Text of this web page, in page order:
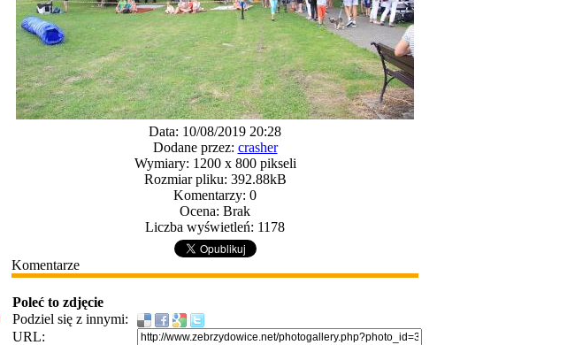
Data: 10/08/2019 20:28
Dodane przez: crasher
Wymiary: 1200 x 800 pikseli
Rozmiar pliku: 392.88kB
Komentarzy: 0
Ocena: Brak
Liczba wyświetleń: 1178
Komentarze
Poleć to zdjęcie
Podziel się z innymi:
URL: